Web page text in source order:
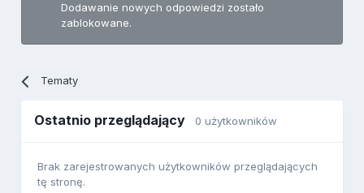
Dodawanie nowych odpowiedzi zostało
zablokowane.
Tematy
Ostatnio przeglądający 0 użytkowników
Brak zarejestrowanych użytkowników przeglądających
tę stronę.